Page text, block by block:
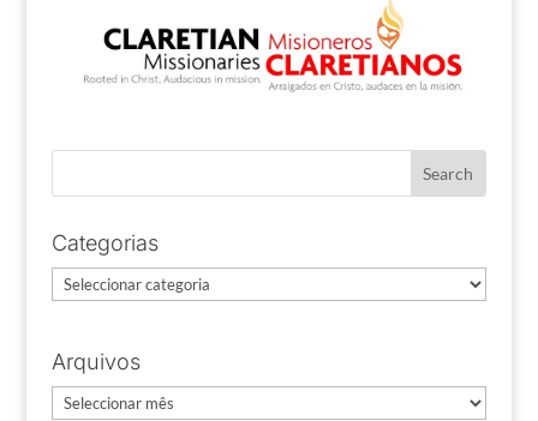
Categorias
Categorias
Arquivos
Arquivos